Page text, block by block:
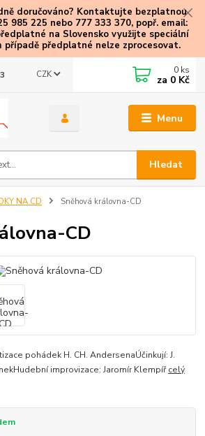
doručováno? Kontaktujte bezplatnou
985 225 nebo 777 333 370, popř. email:
na Slovensko využijte speciální
případě předplatné nelze zprocesovat.
Menu
CZK
Hledat
0 ks
za 0 Kč
NA CD Sněhová královna-CD
CD
pohádek H. CH. AndersenaÚčinkují: J.
improvizace: Jaromír Klempířcelý